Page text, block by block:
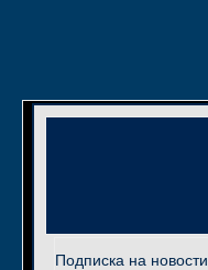
Подписка на новости